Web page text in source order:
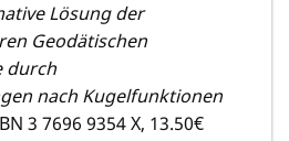
Lösung der
Geodätischen
durch
nach Kugelfunktionen
3 7696 9354 X, 13.50€